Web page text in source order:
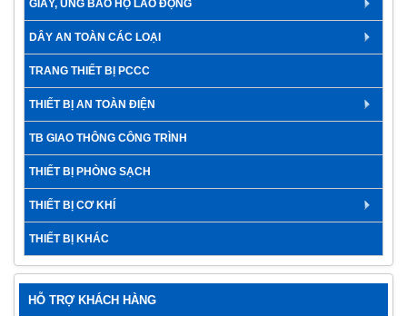
GIÀY, ỦNG BẢO HỘ LAO ĐỘNG
DÂY AN TOÀN CÁC LOẠI
TRANG THIẾT BỊ PCCC
THIẾT BỊ AN TOÀN ĐIỆN
TB GIAO THÔNG CÔNG TRÌNH
THIẾT BỊ PHÒNG SẠCH
THIẾT BỊ CƠ KHÍ
THIẾT BỊ KHÁC
HỖ TRỢ KHÁCH HÀNG